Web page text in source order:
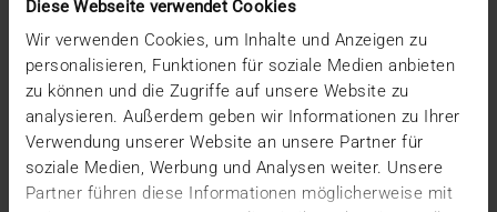
Diese Webseite verwendet Cookies
Wir verwenden Cookies, um Inhalte und Anzeigen zu
personalisieren, Funktionen für soziale Medien anbieten
zu können und die Zugriffe auf unsere Website zu
analysieren. Außerdem geben wir Informationen zu Ihrer
Verwendung unserer Website an unsere Partner für
soziale Medien, Werbung und Analysen weiter. Unsere
Partner führen diese Informationen möglicherweise mit
2023
décembre (2)
novembre (5)
octobre (2)
août (1)
juin (4)
mai (5)
avril (3)